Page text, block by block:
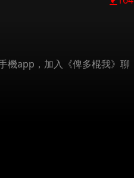
機app，加入《俾多棍我》聊